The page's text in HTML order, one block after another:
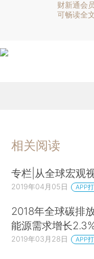
财新通会
可畅读全
相关阅读
专栏|从全球宏观
2019年04月05日 APP
2018年全球碳排
能源需求增长
2019年03月28日 APP